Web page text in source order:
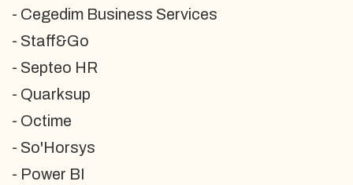
- Cegedim Business Services
- Staff&Go
- Septeo HR
- Quarksup
- Octime
- So'Horsys
- Power BI